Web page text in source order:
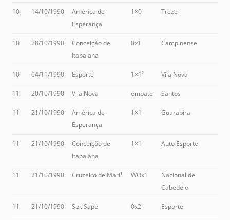
10 14/10/1990
América de
Esperança
1×0 Treze
10 28/10/1990
Conceição de
Itabaiana
0x1 Campinense
10 04/11/1990 Esporte 1×1² Vila Nova
11 20/10/1990 Vila Nova empate Santos
11 21/10/1990
América de
Esperança
1×1 Guarabira
11 21/10/1990
Conceição de
Itabaiana
1×1 Auto Esporte
11 21/10/1990 Cruzeiro de Mari¹ WOx1
Nacional de
Cabedelo
11 21/10/1990 Sel. Sapé 0x2 Esporte